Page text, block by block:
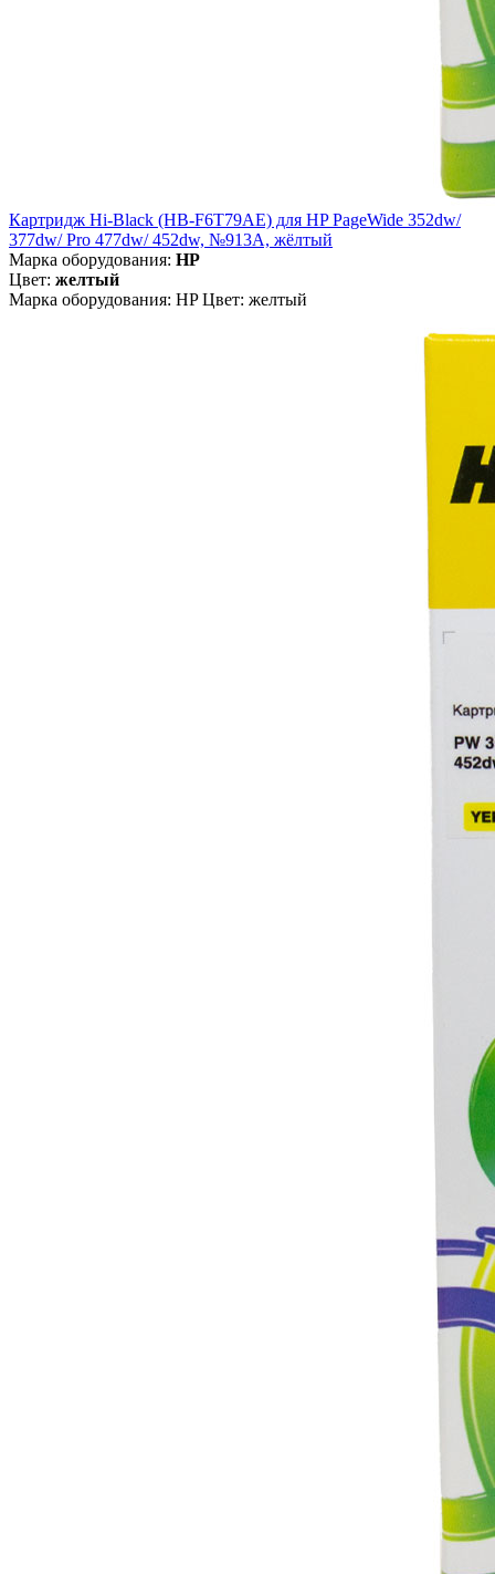
Картридж Hi-Black (HB-F6T79AE) для HP PageWide 352dw/
377dw/ Pro 477dw/ 452dw, №913A, жёлтый
Марка оборудования: HP
Цвет: желтый
Марка оборудования: HP Цвет: желтый